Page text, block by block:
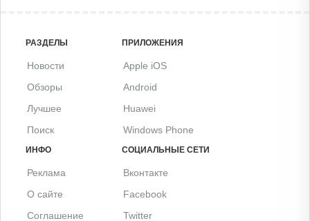
РАЗДЕЛЫ
Новости
Обзоры
Лучшее
Поиск
ПРИЛОЖЕНИЯ
Apple iOS
Android
Huawei
Windows Phone
ИНФО
Реклама
О сайте
Соглашение
СОЦИАЛЬНЫЕ СЕТИ
Вконтакте
Facebook
Twitter